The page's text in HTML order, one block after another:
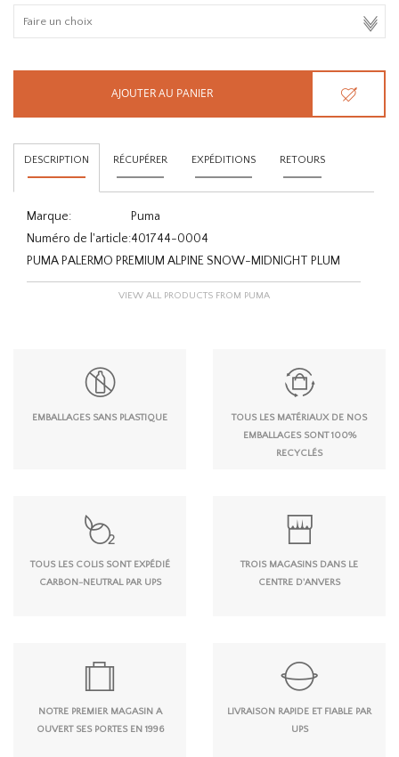
AJOUTER AU PANIER
DESCRIPTION RÉCUPÉRER EXPÉDITIONS RETOURS
Marque:
Puma
Numéro de l'article:401744-0004
PUMA PALERMO PREMIUM ALPINE SNOW-MIDNIGHT PLUM
VIEW ALL PRODUCTS FROM PUMA
EMBALLAGES SANS PLASTIQUE
TOUS LES MATÉRIAUX DE NOS
EMBALLAGES SONT 100%
RECYCLÉS
TOUS LES COLIS SONT EXPÉDIÉ
CARBON-NEUTRAL PAR UPS
TROIS MAGASINS DANS LE
CENTRE D'ANVERS
NOTRE PREMIER MAGASIN A
OUVERT SES PORTES EN 1996
LIVRAISON RAPIDE ET FIABLE PAR
UPS